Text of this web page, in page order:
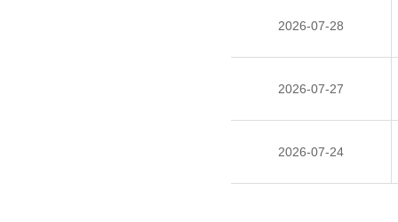
2026-07-28
2026-07-27
2026-07-24